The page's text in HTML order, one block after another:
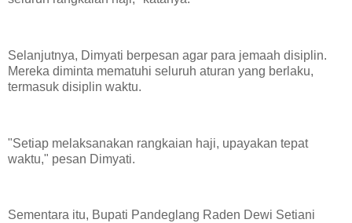
Selanjutnya, Dimyati berpesan agar para jemaah disiplin.
Mereka diminta mematuhi seluruh aturan yang berlaku,
termasuk disiplin waktu.
"Setiap melaksanakan rangkaian haji, upayakan tepat
waktu," pesan Dimyati.
Sementara itu, Bupati Pandeglang Raden Dewi Setiani